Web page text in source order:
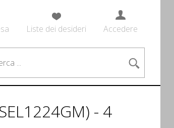
Liste dei desideri Accedere
- 4